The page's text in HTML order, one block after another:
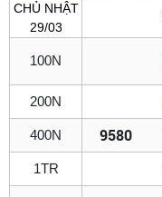
CHỦ NHẬT
29/03
100N
200N
400N 9580
1TR